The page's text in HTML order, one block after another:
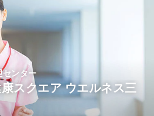
分）
円以上可
センター
スクエア ウエルネス三